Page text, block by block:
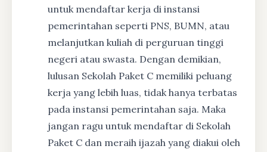
untuk mendaftar kerja di instansi
pemerintahan seperti PNS, BUMN, atau
melanjutkan kuliah di perguruan tinggi
negeri atau swasta. Dengan demikian,
lulusan Sekolah Paket C memiliki peluang
kerja yang lebih luas, tidak hanya terbatas
pada instansi pemerintahan saja. Maka
jangan ragu untuk mendaftar di Sekolah
Paket C dan meraih ijazah yang diakui oleh